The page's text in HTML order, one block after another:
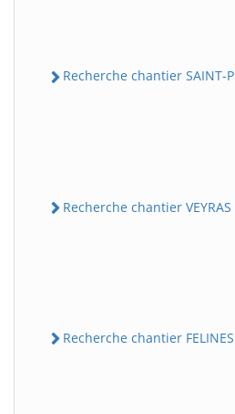
Recherche chantier SAINT-
Recherche chantier VEYRAS
Recherche chantier FELINES